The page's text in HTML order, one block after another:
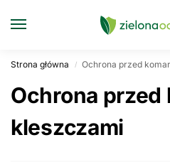
Strona główna / Ochrona przed
Ochrona przed
kleszczami